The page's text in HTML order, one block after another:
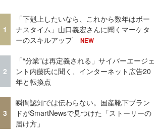
1
「下剋上したいなら、これから数年はボー
ナスタイム」山口義宏さんに聞くマーケタ
ーのスキルアップ
NEW
2
「“分業”は再定義される」サイバーエージェ
ント内藤氏に聞く、インターネット広告20
年と転換点
3
瞬間認知では伝わらない。国産靴下ブラン
ドがSmartNewsで見つけた「ストーリーの
届け方」